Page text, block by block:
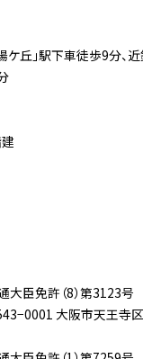
丘」駅下車徒歩9分、
大臣免許（8）第3123号
大阪市天王寺